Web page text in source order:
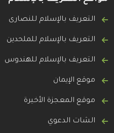
التعريف بالإسلام للنصارى
التعريف بالإسلام للملحدين
التعريف بالإسلام للهندوس
موقع الإيمان
موقع المعجزة الأخيرة
الشات الدعوي